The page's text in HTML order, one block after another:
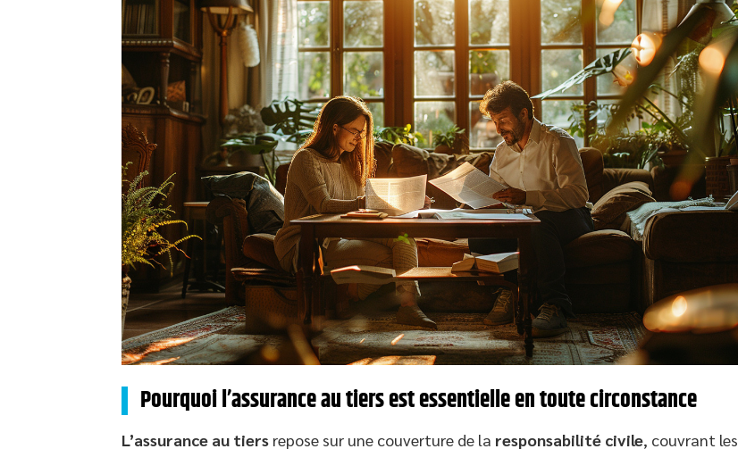
Pourquoi l’assurance au tiers est essentielle en toute circonstance
L’assurance au tiers repose sur une couverture de la responsabilité civile, couvrant les